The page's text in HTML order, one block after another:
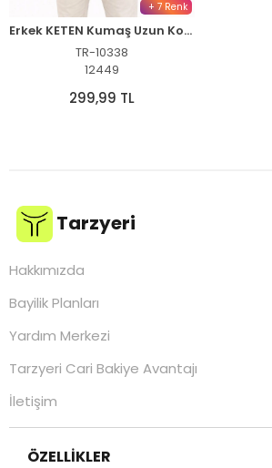
+ 7 Renk
Erkek KETEN Kumaş Uzun Kollu Regular Fit Gömlek - Siyah
TR-10338
12449
299,99 TL
Tarzyeri
Hakkımızda
Bayilik Planları
Yardım Merkezi
Tarzyeri Cari Bakiye Avantajı
İletişim
ÖZELLİKLER